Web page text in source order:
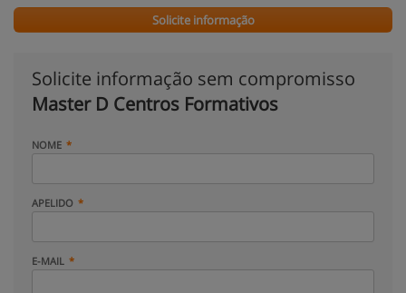
Solicite informação
Solicite informação sem compromisso
Master D Centros Formativos
NOME
APELIDO
E-MAIL